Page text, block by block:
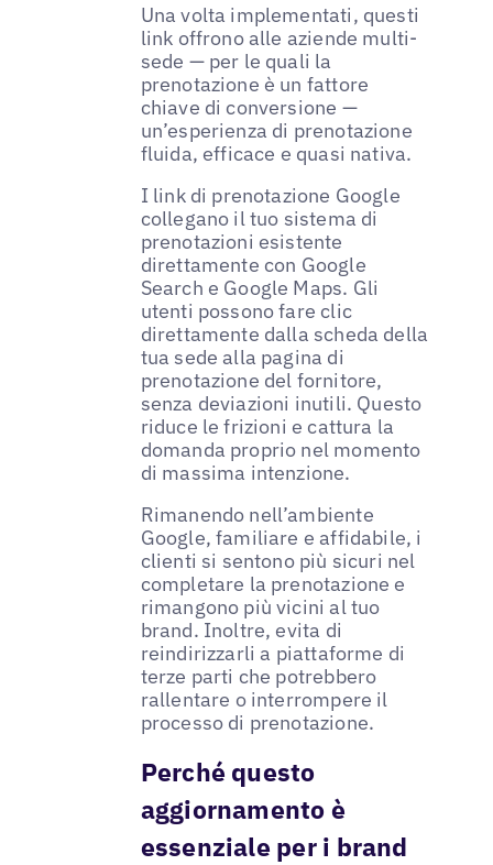
Una volta implementati, questi
link offrono alle aziende multi-
sede — per le quali la
prenotazione è un fattore
chiave di conversione —
un’esperienza di prenotazione
fluida, efficace e quasi nativa.
I link di prenotazione Google
collegano il tuo sistema di
prenotazioni esistente
direttamente con Google
Search e Google Maps. Gli
utenti possono fare clic
direttamente dalla scheda della
tua sede alla pagina di
prenotazione del fornitore,
senza deviazioni inutili. Questo
riduce le frizioni e cattura la
domanda proprio nel momento
di massima intenzione.
Rimanendo nell’ambiente
Google, familiare e affidabile, i
clienti si sentono più sicuri nel
completare la prenotazione e
rimangono più vicini al tuo
brand. Inoltre, evita di
reindirizzarli a piattaforme di
terze parti che potrebbero
rallentare o interrompere il
processo di prenotazione.
Perché questo
aggiornamento è
essenziale per i brand